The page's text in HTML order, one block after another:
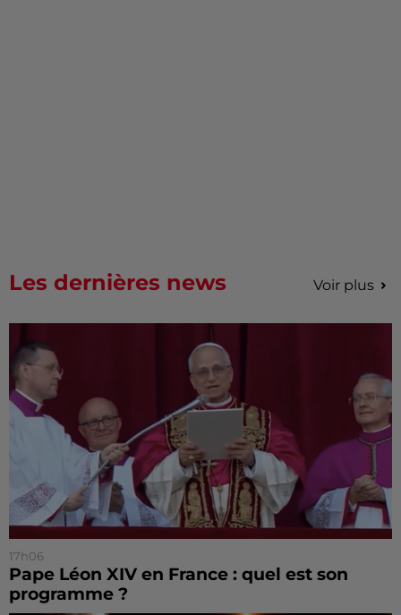
Les dernières news Voir plus
17h06
Pape Léon XIV en France : quel est son
programme ?